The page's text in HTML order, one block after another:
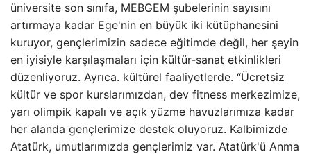
üniversite son sınıfa, MEBGEM şubelerinin sayısını
artırmaya kadar Ege'nin en büyük iki kütüphanesini
kuruyor, gençlerimizin sadece eğitimde değil, her şeyin
en iyisiyle karşılaşmaları için kültür-sanat etkinlikleri
düzenliyoruz. Ayrıca. kültürel faaliyetlerde. “Ücretsiz
kültür ve spor kurslarımızdan, dev fitness merkezimize,
yarı olimpik kapalı ve açık yüzme havuzlarımıza kadar
her alanda gençlerimize destek oluyoruz. Kalbimizde
Atatürk, umutlarımızda gençlerimiz var. Atatürk'ü Anma